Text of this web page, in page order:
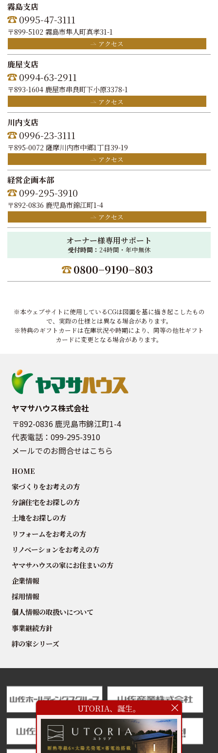
霧島支店
0995-47-3111
〒899-5102 霧島市隼人町真孝31-1
アクセス
鹿屋支店
0994-63-2911
〒893-1604 鹿屋市串良町下小原3378-1
アクセス
川内支店
0996-23-3111
〒895-0072 薩摩川内市中郷1丁目39-19
アクセス
経営企画本部
099-295-3910
〒892-0836 鹿児島市錦江町1-4
アクセス
オーナー様専用サポート
受付時間： 24時間・年中無休
0800−9190−803
※本ウェブサイトに使用しているCGは図面を基に描き起こしたもの
で、実際の仕様とは異なる場合があります。
※特典のギフトカードは在庫状況や時期により、同等の他社ギフト
カードに変更となる場合があります。
ヤマサハウス株式会社
〒892-0836 鹿児島市錦江町1-4
代表電話： 099-295-3910
メールでのお問合せはこちら
HOME
家づくりをお考えの方
分譲住宅をお探しの方
土地をお探しの方
リフォームをお考えの方
リノベーションをお考えの方
ヤマサハウスの家にお住まいの方
企業情報
採用情報
個人情報の取扱いについて
事業継続方針
絆の家シリーズ
UTORIA、誕生。